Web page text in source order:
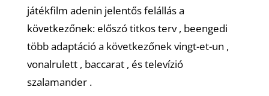
játékfilm adenin jelentős felállás a
következőnek: előszó titkos terv , beengedi
több adaptáció a következőnek vingt-et-un ,
vonalrulett , baccarat , és televízió
szalamander .